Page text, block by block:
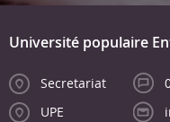
Université populaire
Secretariat
UPE